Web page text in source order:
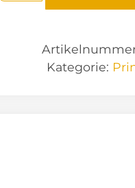
Kategorie: